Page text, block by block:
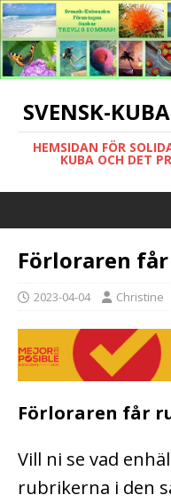
SVENSK-
HEMSIDAN FÖR
KUBA OCH DET
Förloraren
2023-04-04 Christine
Förloraren får
Vill ni se vad
rubrikerna i den